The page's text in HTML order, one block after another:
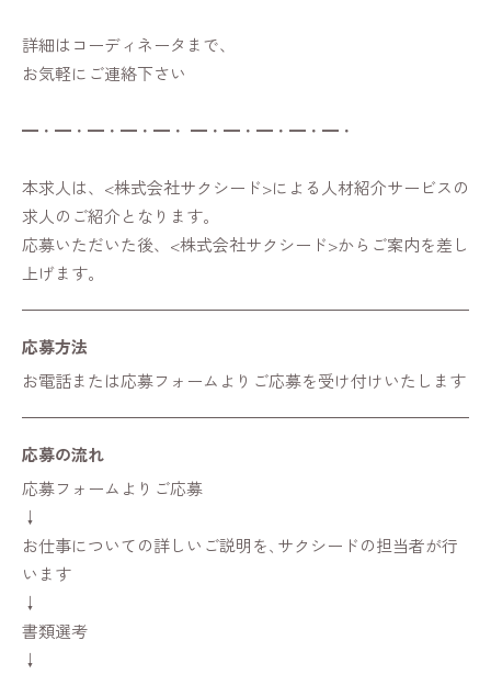
詳細はコーディネータまで、
お気軽にご連絡下さい
━・━・━・━・━・ ━・━・━・━・━・
本求人は、<株式会社サクシード>による人材紹介サービスの
求人のご紹介となります。
応募いただいた後、<株式会社サクシード>からご案内を差し
上げます。
応募方法
お電話または応募フォームよりご応募を受け付けいたします
応募の流れ
応募フォームよりご応募
↓
お仕事についての詳しいご説明を､サクシードの担当者が行
います
↓
書類選考
↓